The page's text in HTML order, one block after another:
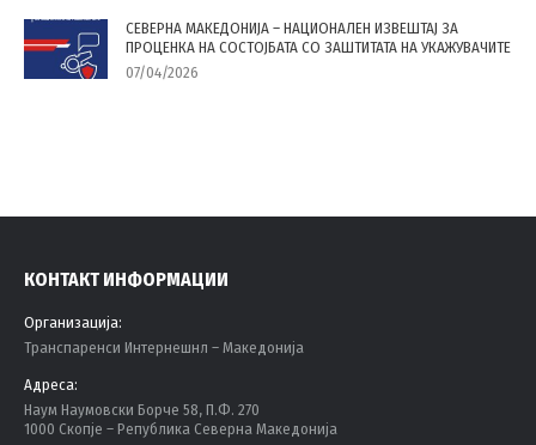
СЕВЕРНА МАКЕДОНИЈА – НАЦИОНАЛЕН ИЗВЕШТАЈ ЗА
ПРОЦЕНКА НА СОСТОЈБАТА СО ЗАШТИТАТА НА УКАЖУВАЧИТЕ
07/04/2026
КОНТАКТ ИНФОРМАЦИИ
Организација:
Tранспаренси Интернешнл – Македонија
Адреса:
Наум Наумовски Борче 58, П.Ф. 270
1000 Скопје – Република Северна Македонија